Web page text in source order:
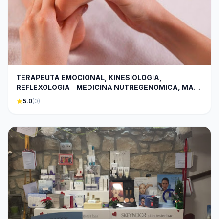
TERAPEUTA EMOCIONAL, KINESIOLOGIA,
REFLEXOLOGIA - MEDICINA NUTREGENOMICA, MAR
MORANT
star5.0(0)